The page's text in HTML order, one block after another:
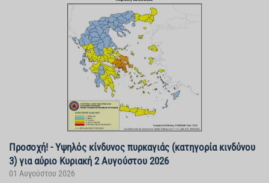
Προσοχή! - Υψηλός κίνδυνος πυρκαγιάς (κατηγορία κινδύνου
3) για αύριο Κυριακή 2 Αυγούστου 2026
01 Αυγούστου 2026